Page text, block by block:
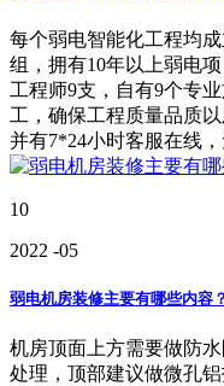
每个弱电智能化工程均
组，拥有10年以上弱电
工程师9支，自有9个专
工，确保工程质量品质
并有7*24小时客服在线，
10
2022 -05
弱电机房装修主要有哪些内容？
机房顶面上方需要做防
处理，顶部建议做微孔